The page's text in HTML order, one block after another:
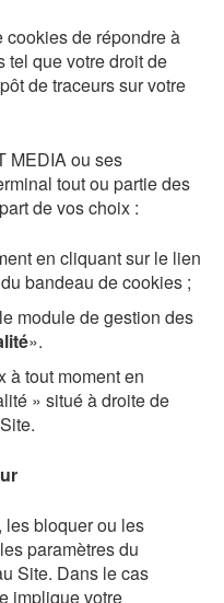
cookies de répondre à
tel que votre droit de
de traceurs sur votre
MEDIA ou ses
tout ou partie des
de vos choix :
en cliquant sur le lien
bandeau de cookies ;
module de gestion des
».
à tout moment en
» situé à droite de
les bloquer ou les
paramètres du
Site. Dans le cas
implique votre